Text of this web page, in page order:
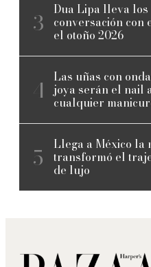
Dua Lipa lleva
conversación con
el otoño 2026
Las uñas con
joya serán el nail
cualquier
Llega a México la
transformó el
de lujo